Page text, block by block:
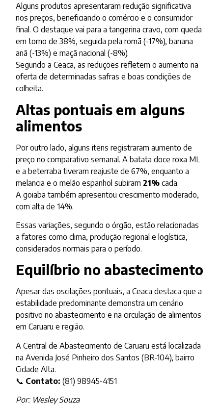
Alguns produtos apresentaram redução significativa
nos preços, beneficiando o comércio e o consumidor
final. O destaque vai para a tangerina cravo, com queda
em torno de 38%, seguida pela romã (-17%), banana
anã (-13%) e maçã nacional (-8%).
Segundo a Ceaca, as reduções refletem o aumento na
oferta de determinadas safras e boas condições de
colheita.
Altas pontuais em alguns
alimentos
Por outro lado, alguns itens registraram aumento de
preço no comparativo semanal. A batata doce roxa ML
e a beterraba tiveram reajuste de 67%, enquanto a
melancia e o melão espanhol subiram 21% cada.
A goiaba também apresentou crescimento moderado,
com alta de 14%.
Essas variações, segundo o órgão, estão relacionadas
a fatores como clima, produção regional e logística,
considerados normais para o período.
Equilíbrio no abastecimento
Apesar das oscilações pontuais, a Ceaca destaca que a
estabilidade predominante demonstra um cenário
positivo no abastecimento e na circulação de alimentos
em Caruaru e região.
A Central de Abastecimento de Caruaru está localizada
na Avenida José Pinheiro dos Santos (BR-104), bairro
Cidade Alta.
📞 Contato: (81) 98945-4151
Por: Wesley Souza